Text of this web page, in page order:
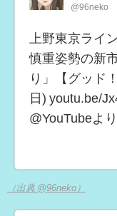
@96neko
上野東京ライ
慎重姿勢の新
り」【グッド
日) youtu.be/
@YouTubeより
（出典 @96neko）